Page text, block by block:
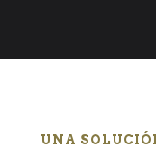
UNA